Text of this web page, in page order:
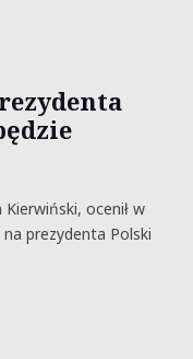
ocenił w
prezydenta Polski